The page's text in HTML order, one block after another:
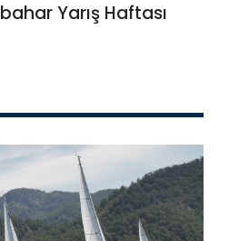
Yarış Haftası